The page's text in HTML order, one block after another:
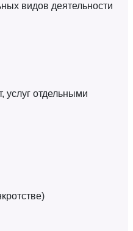
видов деятельности
услуг отдельными